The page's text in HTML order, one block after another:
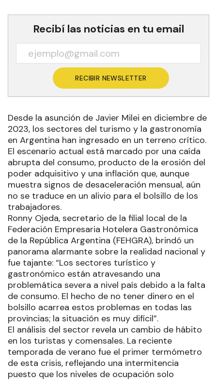
Recibí las noticias en tu email
RECIBIR NEWSLETTER
Desde la asunción de Javier Milei en diciembre de
2023, los sectores del turismo y la gastronomía
en Argentina han ingresado en un terreno crítico.
El escenario actual está marcado por una caída
abrupta del consumo, producto de la erosión del
poder adquisitivo y una inflación que, aunque
muestra signos de desaceleración mensual, aún
no se traduce en un alivio para el bolsillo de los
trabajadores.
Ronny Ojeda, secretario de la filial local de la
Federación Empresaria Hotelera Gastronómica
de la República Argentina (FEHGRA), brindó un
panorama alarmante sobre la realidad nacional y
fue tajante: “Los sectores turístico y
gastronómico están atravesando una
problemática severa a nivel país debido a la falta
de consumo. El hecho de no tener dinero en el
bolsillo acarrea estos problemas en todas las
provincias; la situación es muy difícil”.
El análisis del sector revela un cambio de hábito
en los turistas y comensales. La reciente
temporada de verano fue el primer termómetro
de esta crisis, reflejando una intermitencia
puesto que los niveles de ocupación solo